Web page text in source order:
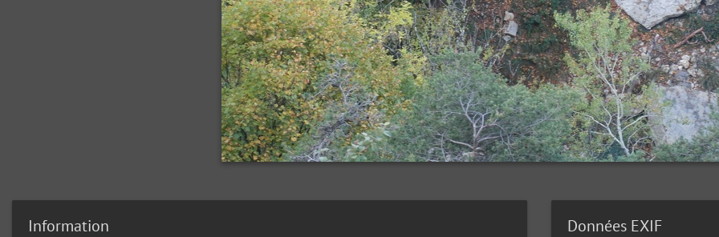
Information Données EXIF